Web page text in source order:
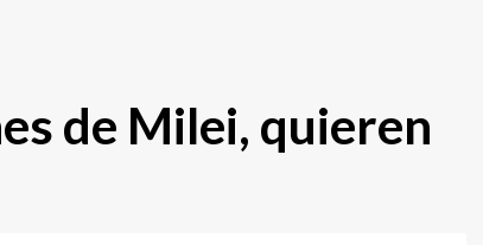
de Milei, quieren